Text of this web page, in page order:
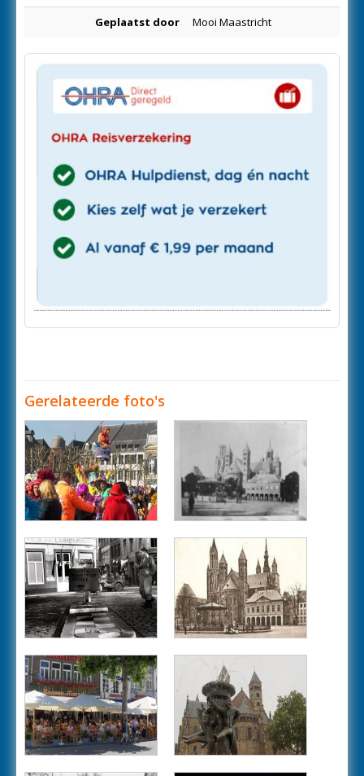
Geplaatst door Mooi Maastricht
Gerelateerde foto's